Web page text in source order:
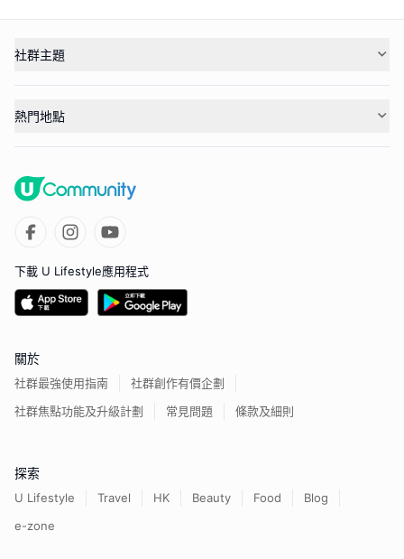
社群主題
熱門地點
下載 U Lifestyle應用程式
關於
社群最強使用指南
社群創作有價企劃
社群焦點功能及升級計劃
常見問題 條款及細則
探索
U Lifestyle Travel HK Beauty Food
Blog
e-zone